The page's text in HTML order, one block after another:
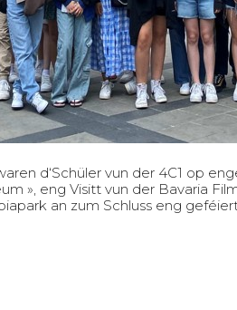
d‘Schüler vun der 4C1 op
», eng Visitt vun der Bavaria
an zum Schluss eng